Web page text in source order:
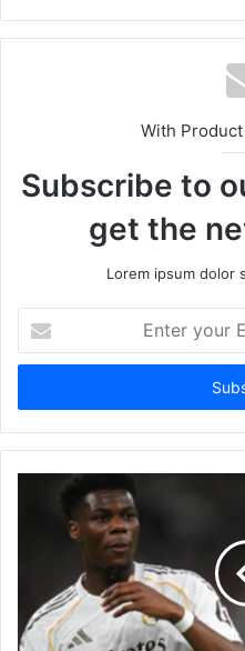
With
Subscribe to
get the
Lorem ipsum dolor
your
Email